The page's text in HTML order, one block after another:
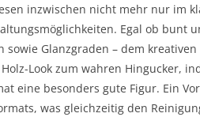
inzwischen nicht mehr nur im
Egal ob bunt
sowie Glanzgraden – dem
Look zum wahren Hingucker,
eine besonders gute Figur. Ein
was gleichzeitig den